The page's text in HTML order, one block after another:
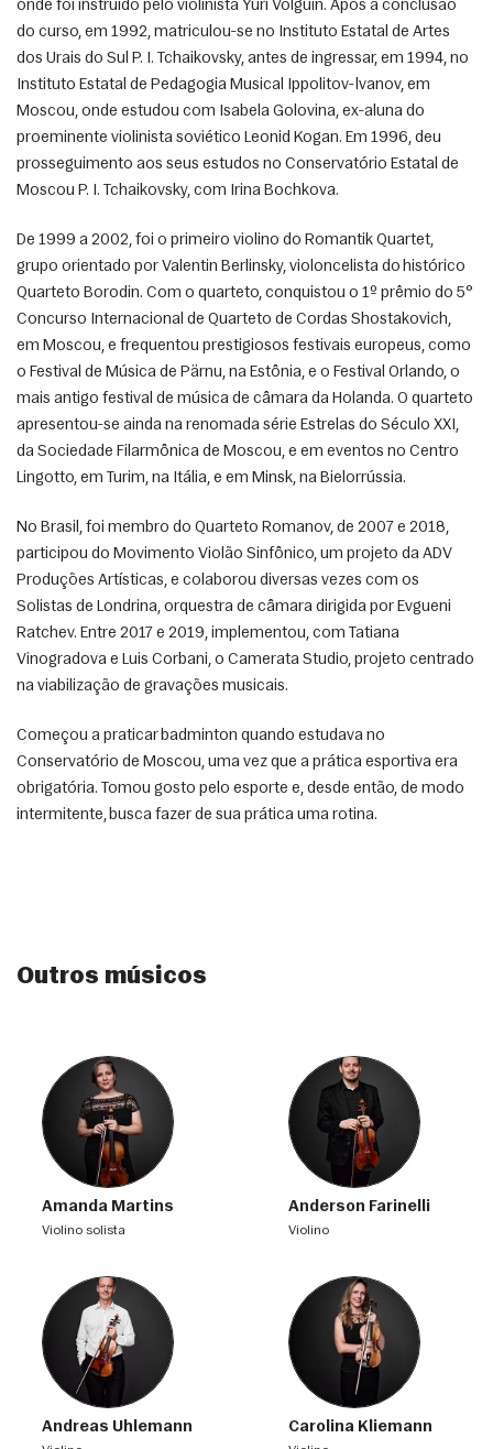
onde foi instruído pelo violinista Yuri Volguin. Após a conclusão
do curso, em 1992, matriculou-se no Instituto Estatal de Artes
dos Urais do Sul P. I. Tchaikovsky, antes de ingressar, em 1994, no
Instituto Estatal de Pedagogia Musical Ippolitov-lvanov, em
Moscou, onde estudou com Isabela Golovina, ex-aluna do
proeminente violinista soviético Leonid Kogan. Em 1996, deu
prosseguimento aos seus estudos no Conservatório Estatal de
Moscou P. I. Tchaikovsky, com Irina Bochkova.
De 1999 a 2002, foi o primeiro violino do Romantik Quartet,
grupo orientado por Valentin Berlinsky, violoncelista do histórico
Quarteto Borodin. Com o quarteto, conquistou o 1º prêmio do 5°
Concurso Internacional de Quarteto de Cordas Shostakovich,
em Moscou, e frequentou prestigiosos festivais europeus, como
o Festival de Música de Pärnu, na Estônia, e o Festival Orlando, o
mais antigo festival de música de câmara da Holanda. O quarteto
apresentou-se ainda na renomada série Estrelas do Século XXI,
da Sociedade Filarmônica de Moscou, e em eventos no Centro
Lingotto, em Turim, na Itália, e em Minsk, na Bielorrússia.
No Brasil, foi membro do Quarteto Romanov, de 2007 e 2018,
participou do Movimento Violão Sinfônico, um projeto da ADV
Produções Artísticas, e colaborou diversas vezes com os
Solistas de Londrina, orquestra de câmara dirigida por Evgueni
Ratchev. Entre 2017 e 2019, implementou, com Tatiana
Vinogradova e Luis Corbani, o Camerata Studio, projeto centrado
na viabilização de gravações musicais.
Começou a praticar badminton quando estudava no
Conservatório de Moscou, uma vez que a prática esportiva era
obrigatória. Tomou gosto pelo esporte e, desde então, de modo
intermitente, busca fazer de sua prática uma rotina.
Outros músicos
Amanda Martins
violino solista
Anderson Farinelli
violino
Andreas Uhlemann Carolina Kliemann